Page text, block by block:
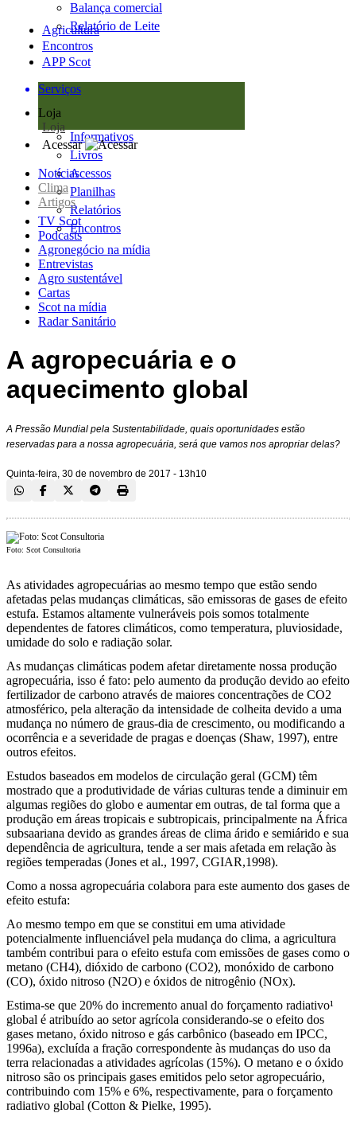
Balança comercial
Relatório de Leite
Agricultura
Encontros
APP Scot
Serviços
Loja
Loja
Informativos
Livros
Acessos
Planilhas
Relatórios
Encontros
Acessar
Notícias
Clima
Artigos
TV Scot
Podcasts
Agronegócio na mídia
Entrevistas
Agro sustentável
Cartas
Scot na mídia
Radar Sanitário
A agropecuária e o
aquecimento global
A Pressão Mundial pela Sustentabilidade, quais oportunidades estão
reservadas para a nossa agropecuária, será que vamos nos apropriar delas?
Quinta-feira, 30 de novembro de 2017 - 13h10
Foto: Scot Consultoria
As atividades agropecuárias ao mesmo tempo que estão sendo
afetadas pelas mudanças climáticas, são emissoras de gases de efeito
estufa. Estamos altamente vulneráveis pois somos totalmente
dependentes de fatores climáticos, como temperatura, pluviosidade,
umidade do solo e radiação solar.
As mudanças climáticas podem afetar diretamente nossa produção
agropecuária, isso é fato: pelo aumento da produção devido ao efeito
fertilizador de carbono através de maiores concentrações de CO2
atmosférico, pela alteração da intensidade de colheita devido a uma
mudança no número de graus-dia de crescimento, ou modificando a
ocorrência e a severidade de pragas e doenças (Shaw, 1997), entre
outros efeitos.
Estudos baseados em modelos de circulação geral (GCM) têm
mostrado que a produtividade de várias culturas tende a diminuir em
algumas regiões do globo e aumentar em outras, de tal forma que a
produção em áreas tropicais e subtropicais, principalmente na África
subsaariana devido as grandes áreas de clima árido e semiárido e sua
dependência de agricultura, tende a ser mais afetada em relação às
regiões temperadas (Jones et al., 1997, CGIAR,1998).
Como a nossa agropecuária colabora para este aumento dos gases de
efeito estufa:
Ao mesmo tempo em que se constitui em uma atividade
potencialmente influenciável pela mudança do clima, a agricultura
também contribui para o efeito estufa com emissões de gases como o
metano (CH4), dióxido de carbono (CO2), monóxido de carbono
(CO), óxido nitroso (N2O) e óxidos de nitrogênio (NOx).
Estima-se que 20% do incremento anual do forçamento radiativo¹
global é atribuído ao setor agrícola considerando-se o efeito dos
gases metano, óxido nitroso e gás carbônico (baseado em IPCC,
1996a), excluída a fração correspondente às mudanças do uso da
terra relacionadas a atividades agrícolas (15%). O metano e o óxido
nitroso são os principais gases emitidos pelo setor agropecuário,
contribuindo com 15% e 6%, respectivamente, para o forçamento
radiativo global (Cotton & Pielke, 1995).